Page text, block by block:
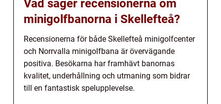
Vad säger recensionerna om
minigolfbanorna i Skellefteå?
Recensionerna för både Skellefteå minigolfcenter
och Norrvalla minigolfbana är övervägande
positiva. Besökarna har framhävt banornas
kvalitet, underhållning och utmaning som bidrar
till en fantastisk spelupplevelse.